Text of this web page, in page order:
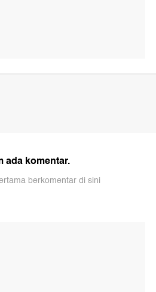
ada komentar.
berkomentar di sini